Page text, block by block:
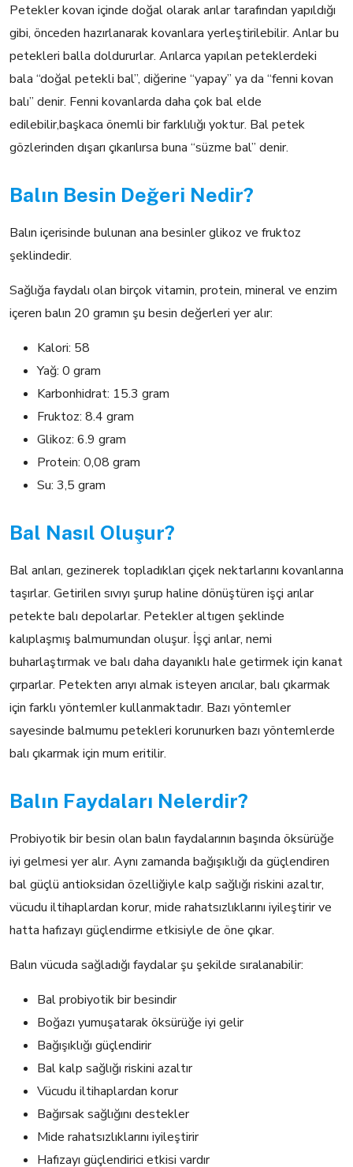
Petekler kovan içinde doğal olarak arılar tarafından yapıldığı
gibi, önceden hazırlanarak kovanlara yerleştirilebilir. Anlar bu
petekleri balla doldururlar. Arılarca yapılan peteklerdeki
bala “doğal petekli bal”, diğerine “yapay” ya da “fenni kovan
balı” denir. Fenni kovanlarda daha çok bal elde
edilebilir,başkaca önemli bir farklılığı yoktur. Bal petek
gözlerinden dışarı çıkarılırsa buna “süzme bal” denir.
Balın Besin Değeri Nedir?
Balın içerisinde bulunan ana besinler glikoz ve fruktoz
şeklindedir.
Sağlığa faydalı olan birçok vitamin, protein, mineral ve enzim
içeren balın 20 gramın şu besin değerleri yer alır:
Kalori: 58
Yağ: 0 gram
Karbonhidrat: 15.3 gram
Fruktoz: 8.4 gram
Glikoz: 6.9 gram
Protein: 0,08 gram
Su: 3,5 gram
Bal Nasıl Oluşur?
Bal arıları, gezinerek topladıkları çiçek nektarlarını kovanlarına
taşırlar. Getirilen sıvıyı şurup haline dönüştüren işçi arılar
petekte balı depolarlar. Petekler altıgen şeklinde
kalıplaşmış balmumundan oluşur. İşçi arılar, nemi
buharlaştırmak ve balı daha dayanıklı hale getirmek için kanat
çırparlar. Petekten arıyı almak isteyen arıcılar, balı çıkarmak
için farklı yöntemler kullanmaktadır. Bazı yöntemler
sayesinde balmumu petekleri korunurken bazı yöntemlerde
balı çıkarmak için mum eritilir.
Balın Faydaları Nelerdir?
Probiyotik bir besin olan balın faydalarının başında öksürüğe
iyi gelmesi yer alır. Aynı zamanda bağışıklığı da güçlendiren
bal güçlü antioksidan özelliğiyle kalp sağlığı riskini azaltır,
vücudu iltihaplardan korur, mide rahatsızlıklarını iyileştirir ve
hatta hafızayı güçlendirme etkisiyle de öne çıkar.
Balın vücuda sağladığı faydalar şu şekilde sıralanabilir:
Bal probiyotik bir besindir
Boğazı yumuşatarak öksürüğe iyi gelir
Bağışıklığı güçlendirir
Bal kalp sağlığı riskini azaltır
Vücudu iltihaplardan korur
Bağırsak sağlığını destekler
Mide rahatsızlıklarını iyileştirir
Hafızayı güçlendirici etkisi vardır